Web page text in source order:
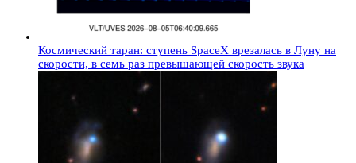
Космический таран: ступень SpaceX врезалась в Луну на
скорости, в семь раз превышающей скорость звука